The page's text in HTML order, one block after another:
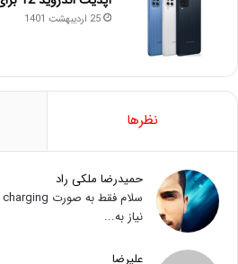
25 اردیبهشت 1401
نظرها
حمیدرضا ملکی راد
نیاز به...
علیرضا